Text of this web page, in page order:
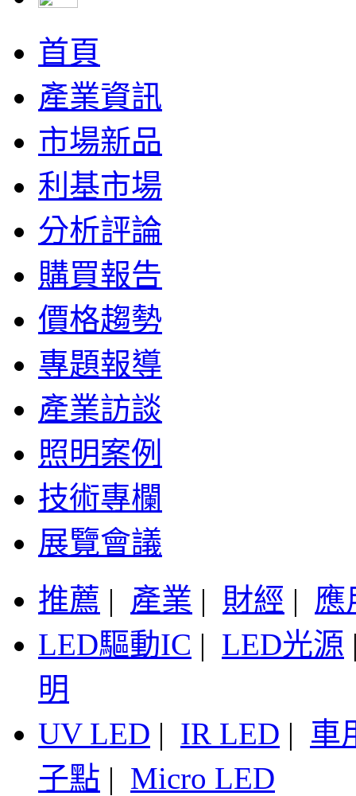
首頁
產業資訊
市場新品
利基市場
分析評論
購買報告
價格趨勢
專題報導
產業訪談
照明案例
技術專欄
展覽會議
推薦 | 產業 | 財經 | 應
LED驅動IC | LED光源
明
UV LED | IR LED | 車
子點 | Micro LED